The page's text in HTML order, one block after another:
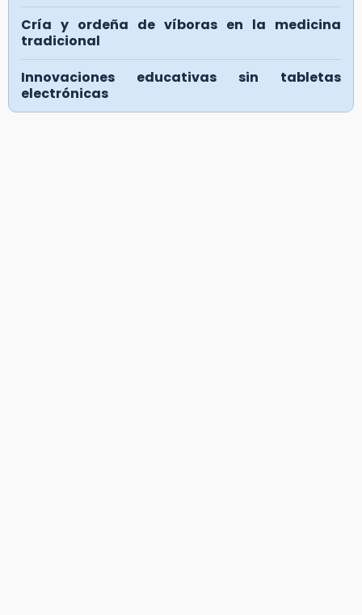
Cría y ordeña de víboras en la medicina
tradicional
Innovaciones educativas sin tabletas
electrónicas